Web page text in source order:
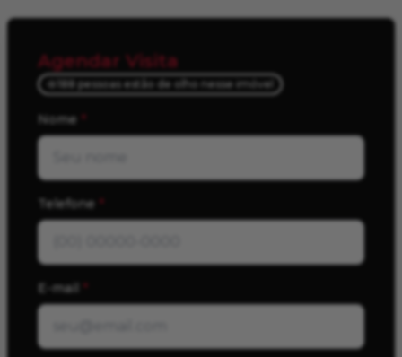
Agendar Visita
188 pessoas estão de olho nesse imóvel
Nome *
Telefone *
E-mail *